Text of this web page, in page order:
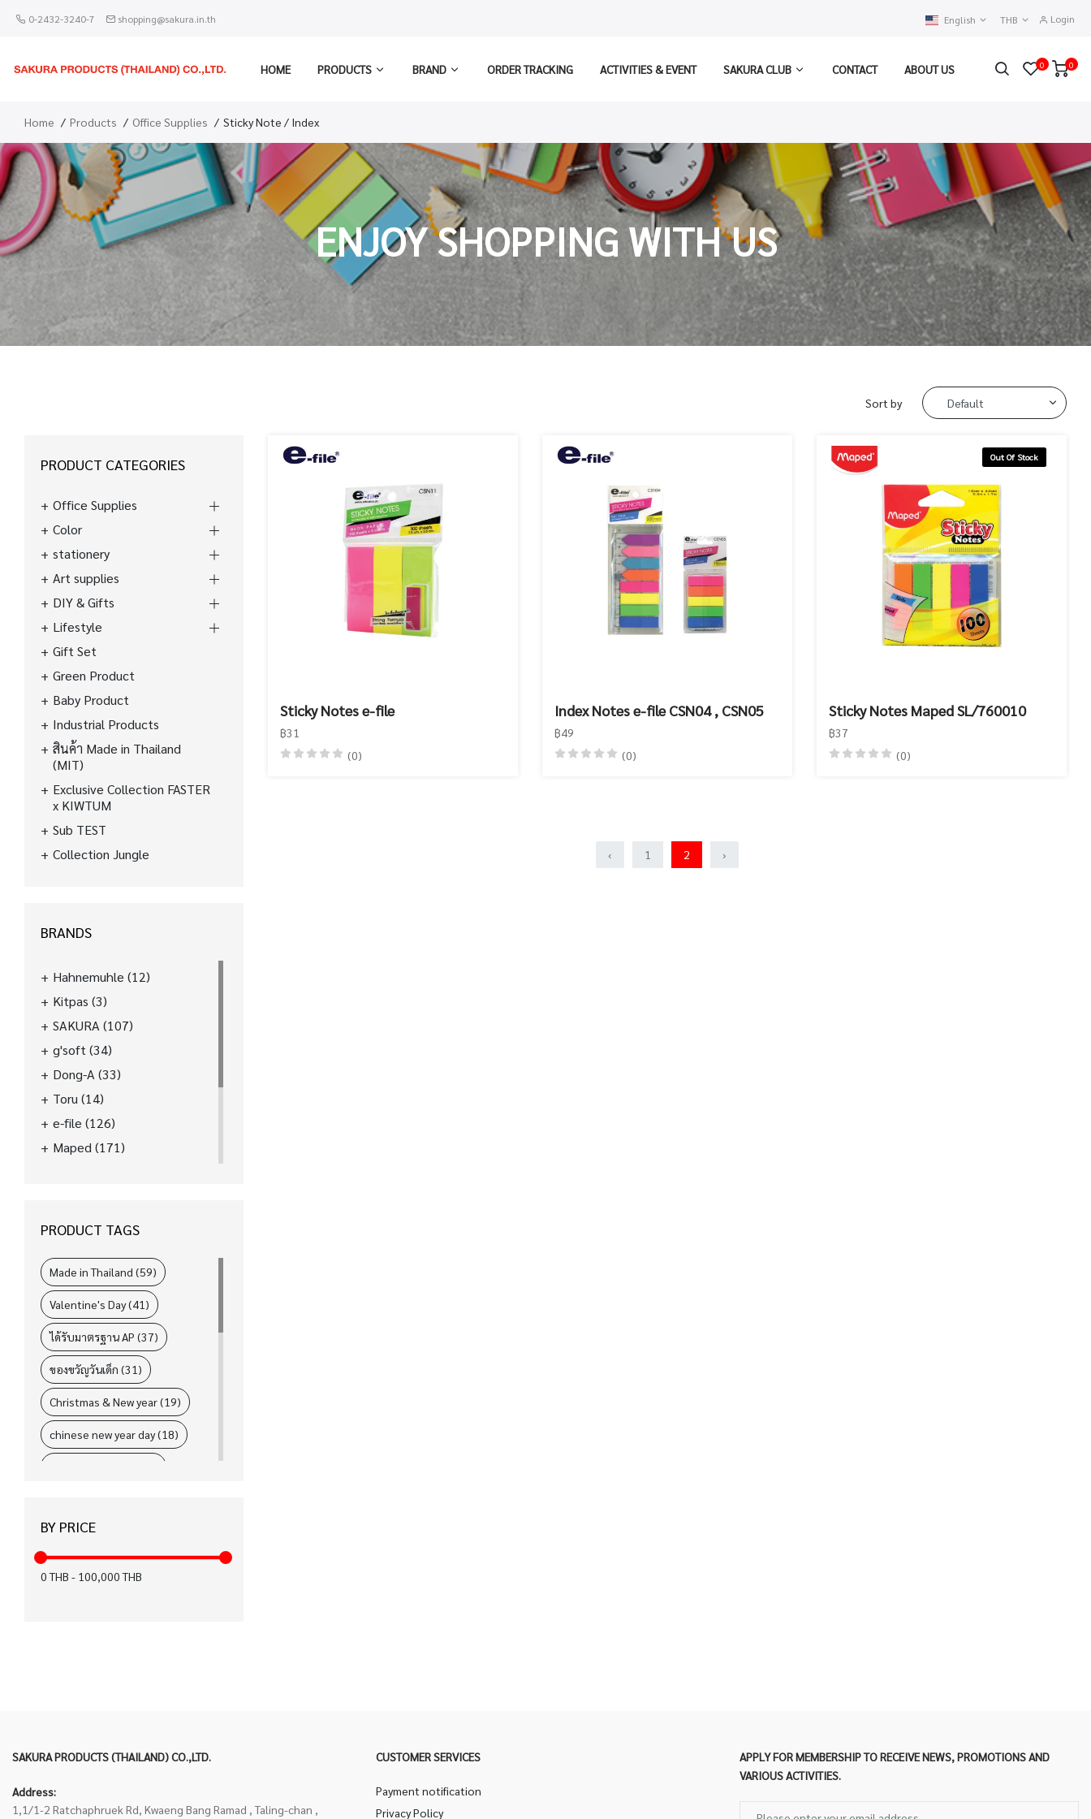
0-2432-3240-7 shopping@sakura.in.th English THB Login
HOME PRODUCTS BRAND ORDER TRACKING ACTIVITIES & EVENT SAKURA CLUB CONTACT ABOUT US 0 0
Home Products Office Supplies Sticky Note / Index
ENJOY SHOPPING WITH US
Sort by
PRODUCT CATEGORIES
Office Supplies
Color
stationery
Art supplies
DIY & Gifts
Lifestyle
Gift Set
Green Product
Baby Product
Industrial Products
สินค้า Made in Thailand
(MIT)
Exclusive Collection FASTER
x KIWTUM
Sub TEST
Collection Jungle
BRANDS
Hahnemuhle (12)
Kitpas (3)
SAKURA (107)
g'soft (34)
Dong-A (33)
Toru (14)
e-file (126)
Maped (171)
L&P(4)
PRODUCT TAGS
Made in Thailand (59)
Valentine's Day (41)
ได้รับมาตรฐาน AP (37)
ของขวัญวันเด็ก (31)
Christmas & New year (19)
chinese new year day (18)
ได้รับมาตรฐาน KC (12)
สำหรับคนถนัดมือซ้าย (8)
ได้รับมาตรฐาน EN71 (0)
ได้รับมาตรฐาน Recycled (0)
BY PRICE
0THB - 100,000THB
Sticky Notes e-file
฿31
(0)
Index Notes e-file CSN04 , CSN05
฿49
(0)
Out Of Stock
Sticky Notes Maped SL/760010
฿37
(0)
‹ 1 2 ›
SAKURA PRODUCTS (THAILAND) CO.,LTD.
Address:
1,1/1-2 Ratchaphruek Rd, Kwaeng Bang Ramad , Taling-chan ,
CUSTOMER SERVICES
Payment notification
Privacy Policy
APPLY FOR MEMBERSHIP TO RECEIVE NEWS, PROMOTIONS AND
VARIOUS ACTIVITIES.